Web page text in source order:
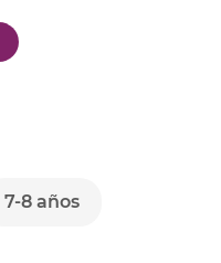
7-8 años